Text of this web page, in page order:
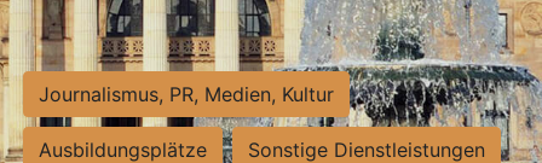
Journalismus, PR, Medien, Kultur
Ausbildungsplätze Sonstige Dienstleistungen